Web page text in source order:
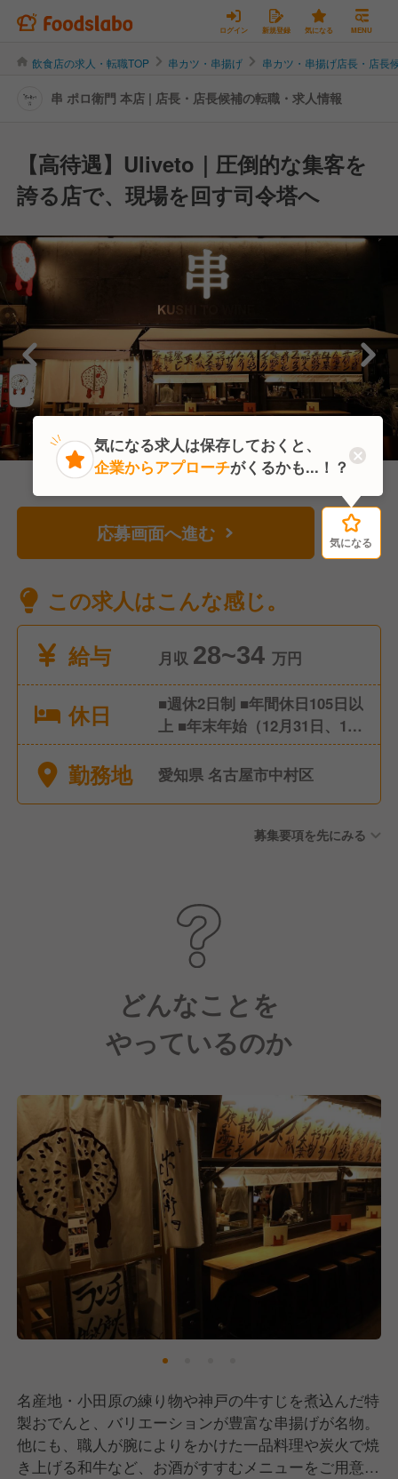
ログイン 新規登録 気になる MENU
飲食店の求人・転職TOP 串カツ・串揚げ 串カツ・串揚げ店長・店長
串 ポロ衛門 本店 | 店長・店長候補の転職・求人情報
【高待遇】Uliveto｜圧倒的な集客を
誇る店で、現場を回す司令塔へ
応募画面へ進む 気になる
この求人はこんな感じ。
給与
月収 28~34 万円
休日
■週休2日制 ■年間休日105日以
上 ■年末年始（12月31日、1月
1日2日3日） ■忌引き休暇 ■ハ
ネムーン休暇 ■希望休制度あ
勤務地 愛知県 名古屋市中村区
募集要項を先にみる
どんなことを
やっているのか
名産地・小田原の練り物や神戸の牛すじを煮込んだ特
製おでんと、バリエーションが豊富な串揚げが名物。
他にも、職人が腕によりをかけた一品料理や炭火で焼
き上げる和牛など、お酒がすすむメニューをご用意し
気になる
気になる求人は保存しておくと、
企業からアプローチがくるかも...！？